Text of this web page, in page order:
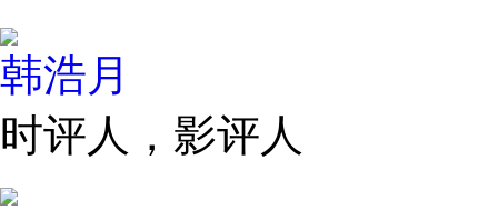
韩浩月
时评人，影评人